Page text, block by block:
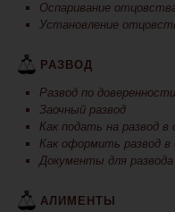
Оспаривание
Установление
РАЗВОД
Развод по доверенности
Заочный развод
Как подать на развод в
Как оформить развод в
Документы для развода
АЛИМЕНТЫ